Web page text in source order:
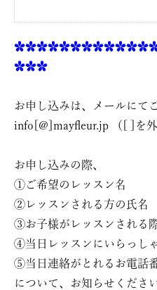
✿✿✿
お申し込みは、メールにて
info[@]mayfleur.jp （[ ]を外
お申し込みの際、
①ご希望のレッスン名
②レッスンされる方の氏名
③お子様がレッスンされる
④当日レッスンにいらっし
⑤当日連絡がとれるお電話
について、お知らせくださ